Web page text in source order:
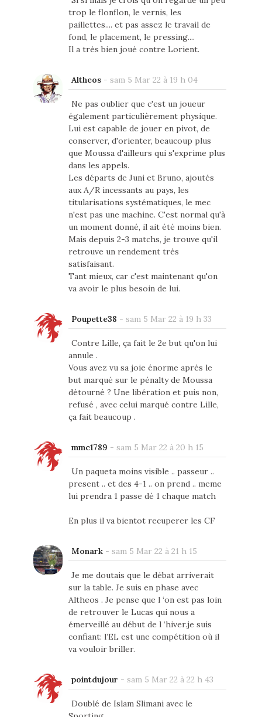
trop le flonflon, le vernis, les
paillettes.... et pas assez le travail de
fond, le placement, le pressing....
Il a très bien joué contre Lorient.
Altheos- sam 5 Mar 22 à 19 h 04
Ne pas oublier que c'est un joueur
également particulièrement physique.
Lui est capable de jouer en pivot, de
conserver, d'orienter, beaucoup plus
que Moussa d'ailleurs qui s'exprime plus
dans les appels.
Les départs de Juni et Bruno, ajoutés
aux A/R incessants au pays, les
titularisations systématiques, le mec
n'est pas une machine. C'est normal qu'à
un moment donné, il ait été moins bien.
Mais depuis 2-3 matchs, je trouve qu'il
retrouve un rendement très
satisfaisant.
Tant mieux, car c'est maintenant qu'on
va avoir le plus besoin de lui.
Poupette38 - sam 5 Mar 22 à 19 h 33
Contre Lille, ça fait le 2e but qu'on lui
annule .
Vous avez vu sa joie énorme après le
but marqué sur le pénalty de Moussa
détourné ? Une libération et puis non,
refusé , avec celui marqué contre Lille,
ça fait beaucoup .
mmc1789 - sam 5 Mar 22 à 20 h 15
Un paqueta moins visible .. passeur ..
present .. et des 4-1 .. on prend .. meme
lui prendra 1 passe dé 1 chaque match
En plus il va bientot recuperer les CF
Monark- sam 5 Mar 22 à 21 h 15
Je me doutais que le débat arriverait
sur la table. Je suis en phase avec
Altheos . Je pense que l ‘on est pas loin
de retrouver le Lucas qui nous a
émerveillé au début de l ‘hiver.je suis
confiant: l’EL est une compétition où il
va vouloir briller.
pointdujour - sam 5 Mar 22 à 22 h 43
Doublé de Islam Slimani avec le